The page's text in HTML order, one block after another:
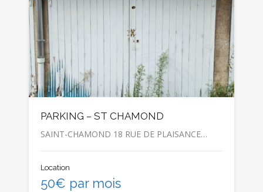
PARKING – ST CHAMOND
SAINT-CHAMOND 18 RUE DE PLAISANCE…
Location
50€ par mois